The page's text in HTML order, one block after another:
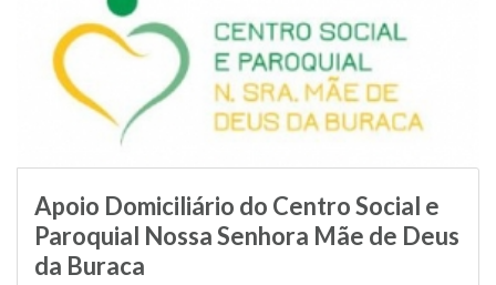
Apoio Domiciliário do Centro Social e
Paroquial Nossa Senhora Mãe de Deus
da Buraca